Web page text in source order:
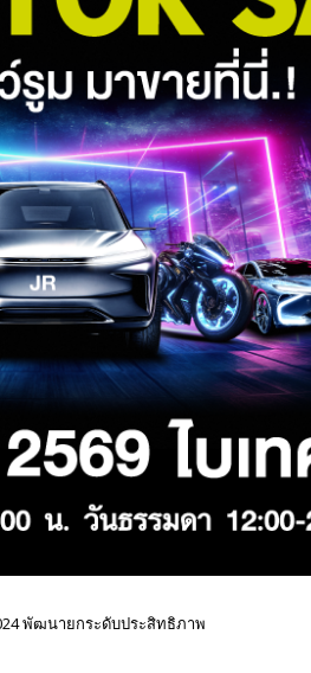
พัฒนายกระดับประสิทธิภาพ